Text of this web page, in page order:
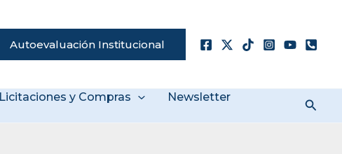
Autoevaluación Institucional
Licitaciones y Compras
Newsletter